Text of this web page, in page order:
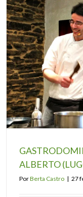
ALBERTO
PorBerta Castro | 27